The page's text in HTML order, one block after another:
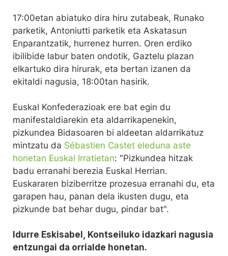
17:00etan abiatuko dira hiru zutabeak, Runako
parketik, Antoniutti parketik eta Askatasun
Enparantzatik, hurrenez hurren. Oren erdiko
ibilibide labur baten ondotik, Gaztelu plazan
elkartuko dira hirurak, eta bertan izanen da
ekitaldi nagusia, 18:00tan hasirik.
Euskal Konfederazioak ere bat egin du
manifestaldiarekin eta aldarrikapenekin,
pizkundea Bidasoaren bi aldeetan aldarrikatuz
mintzatu da Sébastien Castet eleduna aste
honetan Euskal Irratietan: "Pizkundea hitzak
badu erranahi berezia Euskal Herrian.
Euskararen biziberritze prozesua erranahi du, eta
garapen hau, panan dela ikusten dugu, eta
pizkunde bat behar dugu, pindar bat".
Idurre Eskisabel, Kontseiluko idazkari nagusia
entzungai da orrialde honetan.